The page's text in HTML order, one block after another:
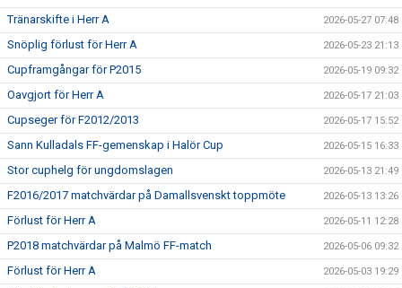
Tränarskifte i Herr A 2026-05-27 07:48
Snöplig förlust för Herr A 2026-05-23 21:13
Cupframgångar för P2015 2026-05-19 09:32
Oavgjort för Herr A 2026-05-17 21:03
Cupseger för F2012/2013 2026-05-17 15:52
Sann Kulladals FF-gemenskap i Halör Cup 2026-05-15 16:33
Stor cuphelg för ungdomslagen 2026-05-13 21:49
F2016/2017 matchvärdar på Damallsvenskt toppmöte 2026-05-13 13:26
Förlust för Herr A 2026-05-11 12:28
P2018 matchvärdar på Malmö FF-match 2026-05-06 09:32
Förlust för Herr A 2026-05-03 19:29